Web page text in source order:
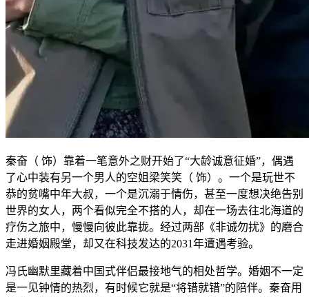
秦奋（ 饰）靠着一笔意外之财开始了“大龄诚意征婚”，偶遇
了心中装有另一个男人的空姐梁笑笑（ 饰）。一个是玩世不
恭的贫嘴中年大叔，一个是沉溺于情伤，甚至一度想决绝告别
世界的女人，两个看似完全不搭的人，却在一场去往北海道的
疗伤之旅中，慢慢向彼此靠拢。经过两部《非诚勿扰》的磨合
走进婚姻殿堂，却又在科技发达的2031年遭遇考验。
冯氏幽默里藏着中国式伴侣最接地气的相处哲学。婚姻不一定
是一见钟情的热烈，有时候它就是“将错就错”的陪伴。秦奋用